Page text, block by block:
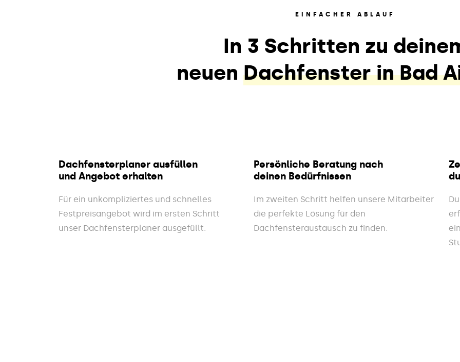
EINFACHER ABLAUF
In 3 Schritten zu
neuen Dachfenster in Bad
Dachfensterplaner ausfüllen
und Angebot erhalten
Für ein unkompliziertes und schnelles
Festpreisangebot wird im ersten Schritt
unser Dachfensterplaner ausgefüllt.
Persönliche Beratung nach
deinen Bedürfnissen
Im zweiten Schritt helfen unsere Mitarbeiter
die perfekte Lösung für den
Dachfensteraustausch zu finden.